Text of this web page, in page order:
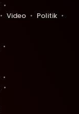
Video
Politik